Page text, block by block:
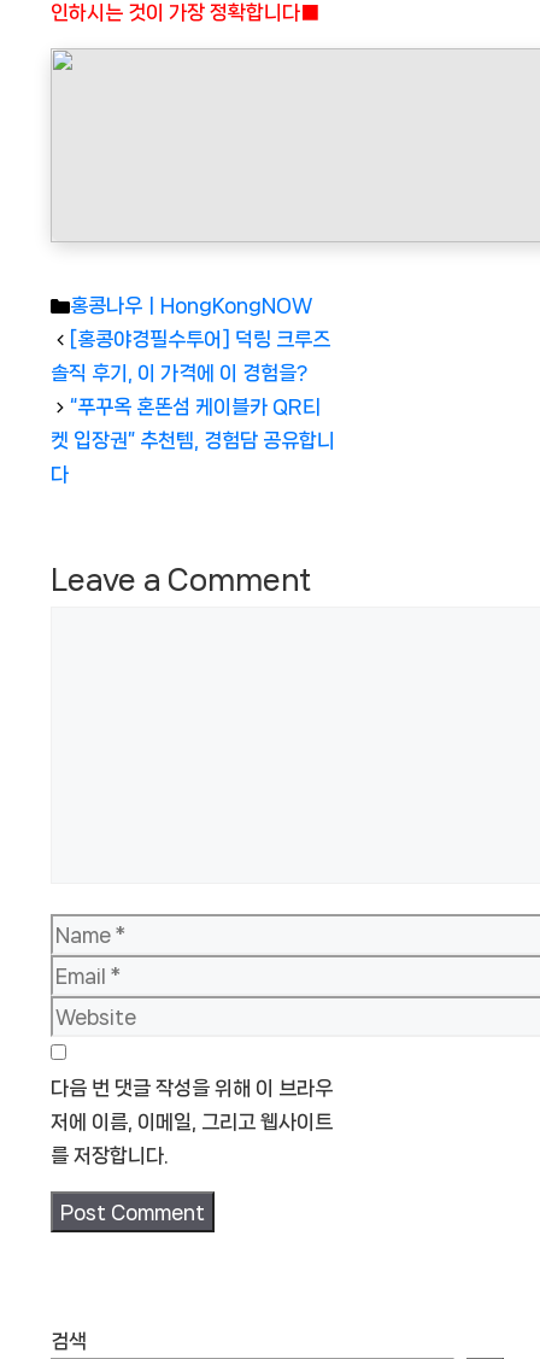
인하시는 것이 가장 정확합니다■
Categories
홍콩나우ㅣHongKongNOW
[홍콩야경필수투어] 덕링 크루즈
솔직 후기, 이 가격에 이 경험을?
“푸꾸옥 혼똔섬 케이블카 QR티
켓 입장권” 추천템, 경험담 공유합니
다
Leave a Comment
Name
Email
Website
다음 번 댓글 작성을 위해 이 브라우
저에 이름, 이메일, 그리고 웹사이트
를 저장합니다.
검색